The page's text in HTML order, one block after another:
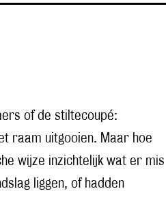
of de stiltecoupé:
raam uitgooien. Maar hoe
wijze inzichtelijk wat er mis
liggen, of hadden